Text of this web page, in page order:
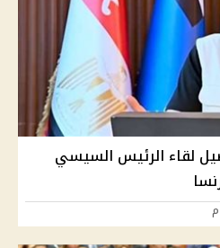
لقاء الرئيس السيسي